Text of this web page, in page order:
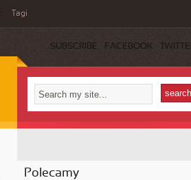
Tagi
SUBSCRIBE FACEBOOK
Polecamy